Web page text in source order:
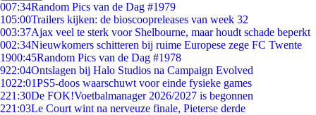
007:34Random Pics van de Dag #1979
105:00Trailers kijken: de bioscoopreleases van week 32
003:37Ajax veel te sterk voor Shelbourne, maar houdt schade beperkt
002:34Nieuwkomers schitteren bij ruime Europese zege FC Twente
1900:45Random Pics van de Dag #1978
922:04Ontslagen bij Halo Studios na Campaign Evolved
1022:01PS5-doos waarschuwt voor einde fysieke games
221:30De FOK!Voetbalmanager 2026/2027 is begonnen
221:03Le Court wint na nerveuze finale, Pieterse derde